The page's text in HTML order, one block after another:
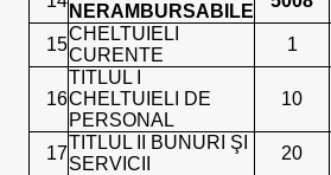
NERAMBURSABILE
15
CHELTUIELI
CURENTE
1
16
TITLUL I
CHELTUIELI DE
PERSONAL
10
17
TITLUL II BUNURI ŞI
SERVICII
20